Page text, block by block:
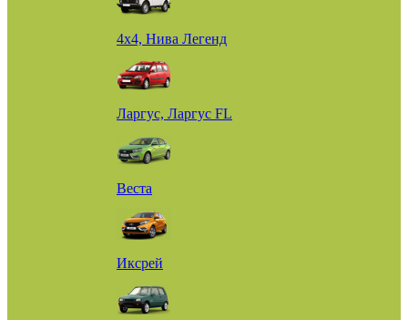
4х4, Нива Легенд
Ларгус, Ларгус FL
Веста
Иксрей